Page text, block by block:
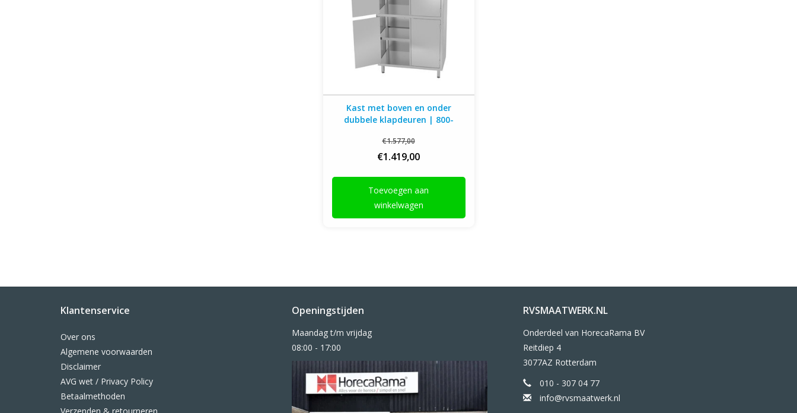
Kast met boven en onder
dubbele klapdeuren | 800-
diep | 2000mm hoog
€1.577,00
€1.419,00
Toevoegen aan
winkelwagen
Klantenservice
Over ons
Algemene voorwaarden
Disclaimer
AVG wet / Privacy Policy
Betaalmethoden
Openingstijden
Maandag t/m vrijdag
08:00 - 17:00
RVSMAATWERK.NL
Onderdeel van HorecaRama BV
Reitdiep 4
3077AZ Rotterdam
010 - 307 04 77
info@rvsmaatwerk.nl